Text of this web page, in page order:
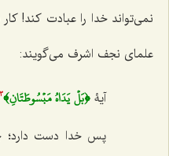
نمی‌تواند خدا را عبادت کند!
علمای نجف اشرف می‌گویند:
آیۀ﴿بَلۡ يَدَاهُ مَبۡسُوطَتَانِ﴾3
پس خدا دست دارد؛